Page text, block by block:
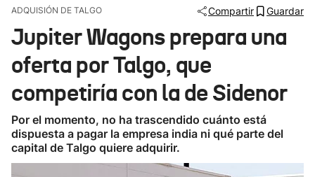
Ikusmiran
Eguraldia
ADQUISIÓN DE TALGO Compartir Guardar
Jupiter Wagons prepara una
oferta por Talgo, que
competiría con la de Sidenor
Por el momento, no ha trascendido cuánto está
dispuesta a pagar la empresa india ni qué parte del
capital de Talgo quiere adquirir.